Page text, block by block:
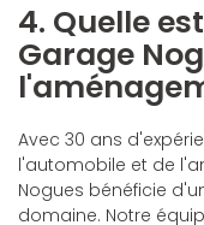
4. Quelle
Garage
Avec 30 ans
l'automobile et de
Nogues bénéficie
domaine. Notre